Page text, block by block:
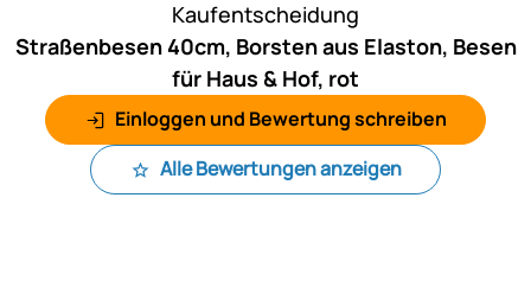
Kaufentscheidung
Straßenbesen 40cm, Borsten aus Elaston, Besen
für Haus & Hof, rot
Einloggen und Bewertung schreiben
Alle Bewertungen anzeigen